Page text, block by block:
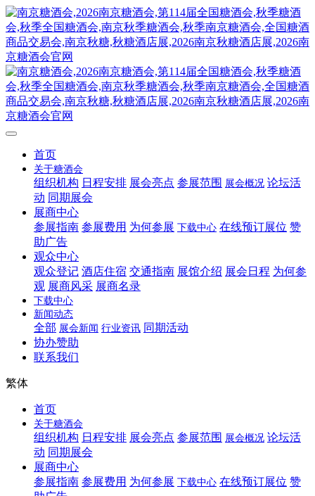
首页
关于糖酒会
组织机构 日程安排 展会亮点 参展范围 展会概况 论坛活
动 同期展会
展商中心
参展指南 参展费用 为何参展 下载中心 在线预订展位 赞
助广告
观众中心
观众登记 酒店住宿 交通指南 展馆介绍 展会日程 为何参
观 展商风采 展商名录
下载中心
新闻动态
全部 展会新闻 行业资讯 同期活动
协办赞助
联系我们
繁体
首页
关于糖酒会
组织机构 日程安排 展会亮点 参展范围 展会概况 论坛活
动 同期展会
展商中心
参展指南 参展费用 为何参展 下载中心 在线预订展位 赞